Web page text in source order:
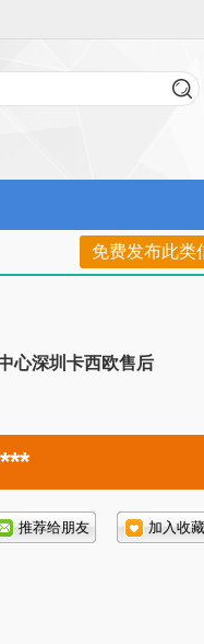
免费发布此类
心深圳卡西欧售后